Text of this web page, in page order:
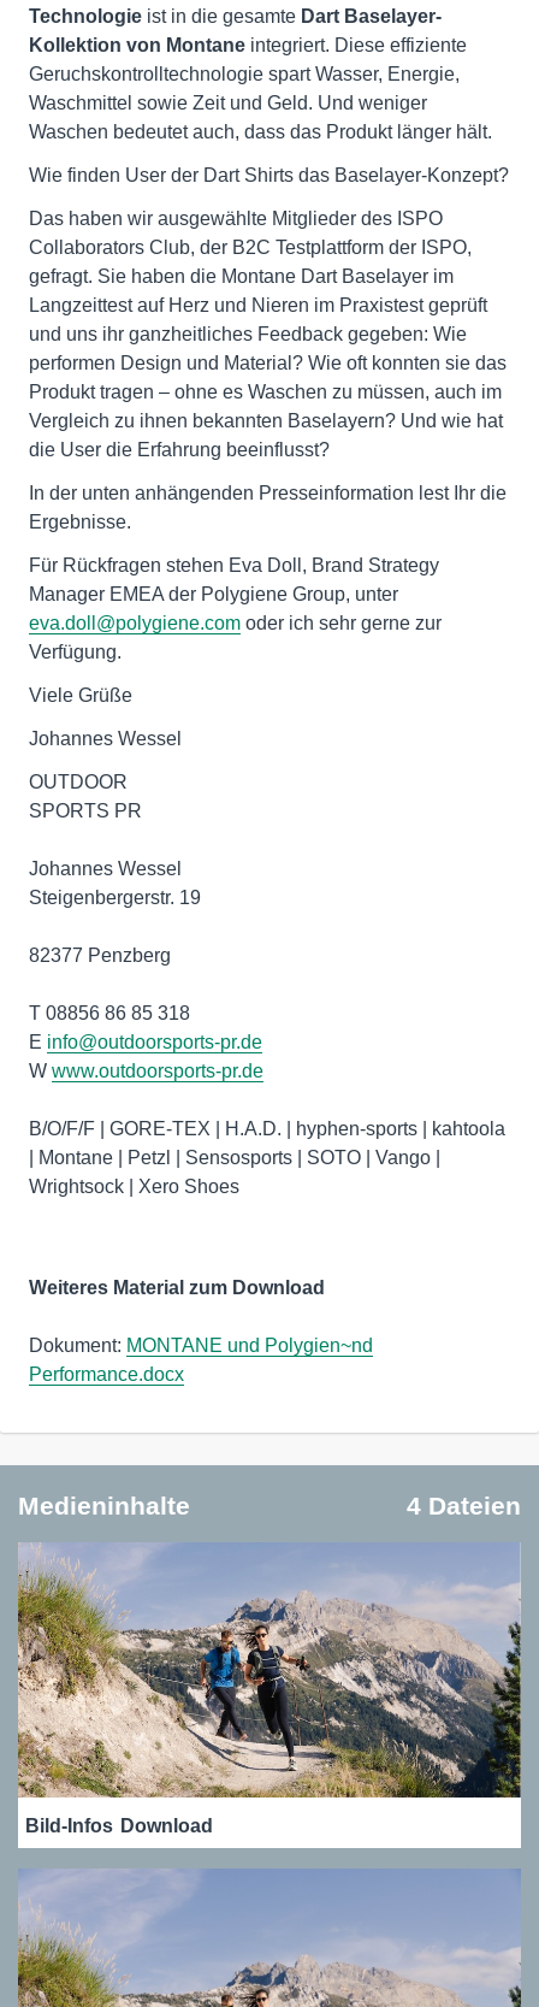
Technologie ist in die gesamte Dart Baselayer-
Kollektion von Montane integriert. Diese effiziente
Geruchskontrolltechnologie spart Wasser, Energie,
Waschmittel sowie Zeit und Geld. Und weniger
Waschen bedeutet auch, dass das Produkt länger hält.
Wie finden User der Dart Shirts das Baselayer-Konzept?
Das haben wir ausgewählte Mitglieder des ISPO
Collaborators Club, der B2C Testplattform der ISPO,
gefragt. Sie haben die Montane Dart Baselayer im
Langzeittest auf Herz und Nieren im Praxistest geprüft
und uns ihr ganzheitliches Feedback gegeben: Wie
performen Design und Material? Wie oft konnten sie das
Produkt tragen – ohne es Waschen zu müssen, auch im
Vergleich zu ihnen bekannten Baselayern? Und wie hat
die User die Erfahrung beeinflusst?
In der unten anhängenden Presseinformation lest Ihr die
Ergebnisse.
Für Rückfragen stehen Eva Doll, Brand Strategy
Manager EMEA der Polygiene Group, unter
eva.doll@polygiene.com oder ich sehr gerne zur
Verfügung.
Viele Grüße
Johannes Wessel
OUTDOOR
SPORTS PR
Johannes Wessel
Steigenbergerstr. 19
82377 Penzberg
T 08856 86 85 318
E info@outdoorsports-pr.de
W www.outdoorsports-pr.de
B/O/F/F | GORE-TEX | H.A.D. | hyphen-sports | kahtoola
| Montane | Petzl | Sensosports | SOTO | Vango |
Wrightsock | Xero Shoes
Weiteres Material zum Download
Dokument: MONTANE und Polygien~nd
Performance.docx
Medieninhalte 4 Dateien
Bild-Infos Download